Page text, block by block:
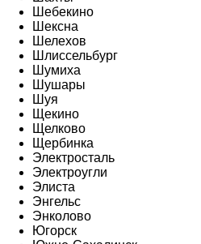
Шебекино
Шексна
Шелехов
Шлиссельбург
Шумиха
Шушары
Шуя
Щекино
Щелково
Щербинка
Электросталь
Электроугли
Элиста
Энгельс
Энколово
Югорск